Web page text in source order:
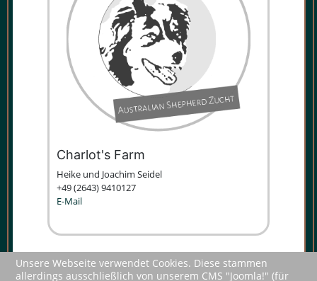
Charlot's Farm
Heike und Joachim Sei­del
+49 (2643) 9410127
E-Mail
Unsere Webseite verwendet Cookies. Diese stammen
allerdings ausschließlich von unserem CMS "Joomla!" (für